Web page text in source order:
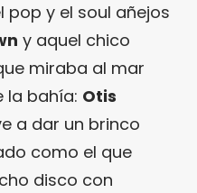
y el soul añejos
y aquel chico
miraba al mar
la bahía: Otis
a dar un brinco
como el que
disco con